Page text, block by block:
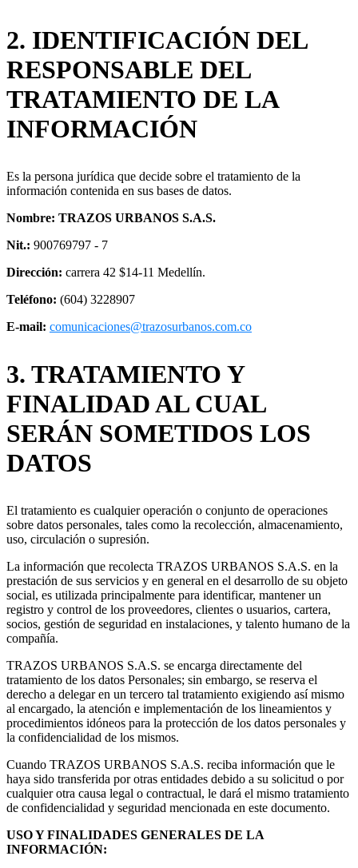
2. IDENTIFICACIÓN DEL
RESPONSABLE DEL
TRATAMIENTO DE LA
INFORMACIÓN
Es la persona jurídica que decide sobre el tratamiento de la
información contenida en sus bases de datos.
Nombre: TRAZOS URBANOS S.A.S.
Nit.: 900769797 - 7
Dirección: carrera 42 $14-11 Medellín.
Teléfono: (604) 3228907
E-mail: comunicaciones@trazosurbanos.com.co
3. TRATAMIENTO Y
FINALIDAD AL CUAL
SERÁN SOMETIDOS LOS
DATOS
El tratamiento es cualquier operación o conjunto de operaciones
sobre datos personales, tales como la recolección, almacenamiento,
uso, circulación o supresión.
La información que recolecta TRAZOS URBANOS S.A.S. en la
prestación de sus servicios y en general en el desarrollo de su objeto
social, es utilizada principalmente para identificar, mantener un
registro y control de los proveedores, clientes o usuarios, cartera,
socios, gestión de seguridad en instalaciones, y talento humano de la
compañía.
TRAZOS URBANOS S.A.S. se encarga directamente del
tratamiento de los datos Personales; sin embargo, se reserva el
derecho a delegar en un tercero tal tratamiento exigiendo así mismo
al encargado, la atención e implementación de los lineamientos y
procedimientos idóneos para la protección de los datos personales y
la confidencialidad de los mismos.
Cuando TRAZOS URBANOS S.A.S. reciba información que le
haya sido transferida por otras entidades debido a su solicitud o por
cualquier otra causa legal o contractual, le dará el mismo tratamiento
de confidencialidad y seguridad mencionada en este documento.
USO Y FINALIDADES GENERALES DE LA
INFORMACIÓN: